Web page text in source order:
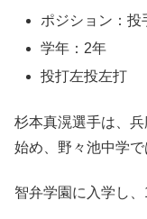
ポジション：投
学年：2年
投打左投左打
杉本真滉選手は、
始め、野々池中学で
智弁学園に入学し、